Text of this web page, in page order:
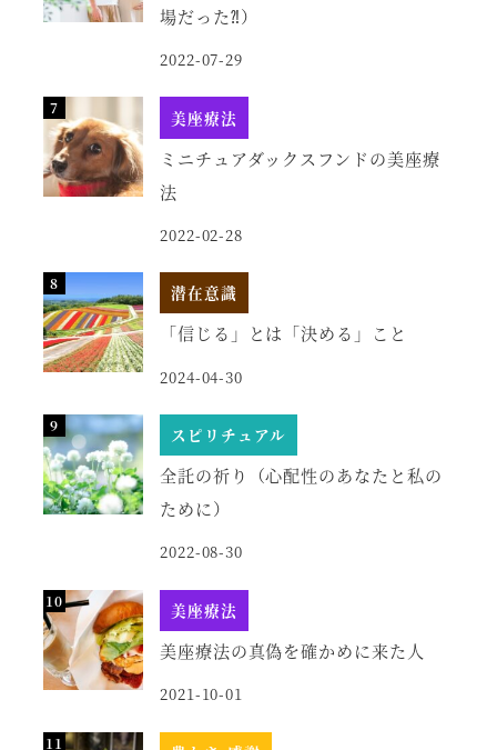
場だった⁈）
2022-07-29
美座療法
ミニチュアダックスフンドの美座療
法
2022-02-28
潜在意識
「信じる」とは「決める」こと
2024-04-30
スピリチュアル
全託の祈り（心配性のあなたと私の
ために）
2022-08-30
美座療法
美座療法の真偽を確かめに来た人
2021-10-01